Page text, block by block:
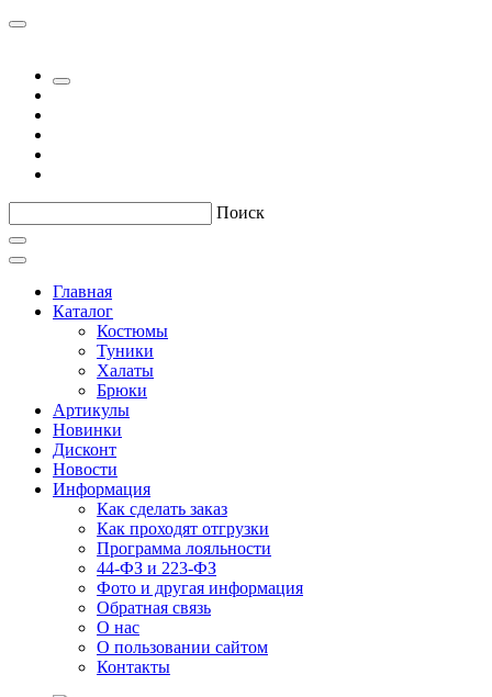
Поиск
Главная
Каталог
Костюмы
Туники
Халаты
Брюки
Артикулы
Новинки
Дисконт
Новости
Информация
Как сделать заказ
Как проходят отгрузки
Программа лояльности
44-ФЗ и 223-ФЗ
Фото и другая информация
Обратная связь
О нас
О пользовании сайтом
Контакты